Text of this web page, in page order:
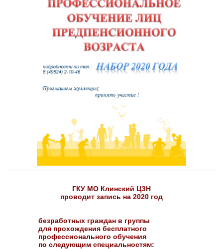
ГКУ МО Клинский ЦЗН
проводит запись на 2020 год
безработных граждан в группы
для прохождения бесплатного
профессионального обучения
по следующим специальностям: